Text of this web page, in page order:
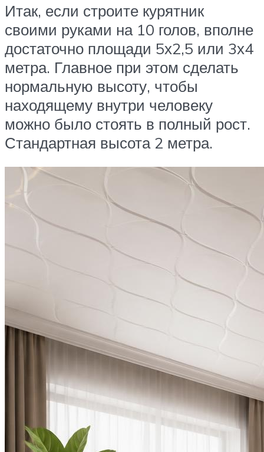
Итак, если строите курятник
своими руками на 10 голов, вполне
достаточно площади 5х2,5 или 3х4
метра. Главное при этом сделать
нормальную высоту, чтобы
находящему внутри человеку
можно было стоять в полный рост.
Стандартная высота 2 метра.